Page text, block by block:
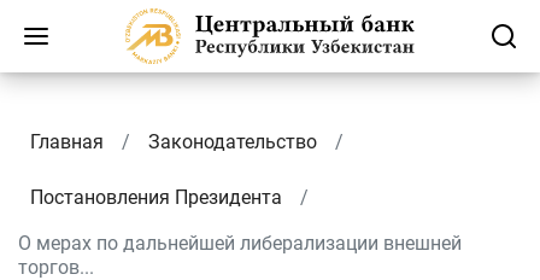
Главная Законодательство
Постановления Президента
О мерах по дальнейшей либерализации внешней
торгов...